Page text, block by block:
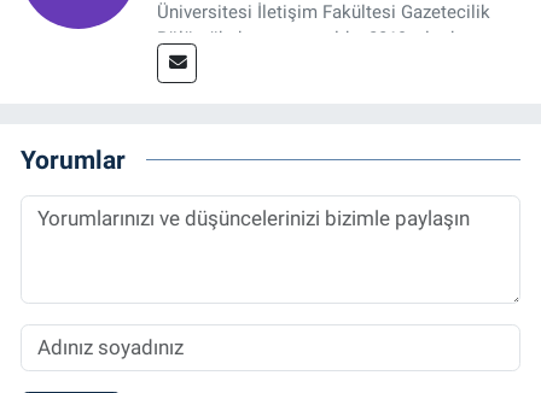
Üniversitesi İletişim Fakültesi Gazetecilik
Bölümü’nden mezun oldu. 2019 yılında
başladığı gazetecilik mesleğinde, muhabir,
Sorumlu Haber Editörü' olarak devam
etmektedir.
Yorumlar